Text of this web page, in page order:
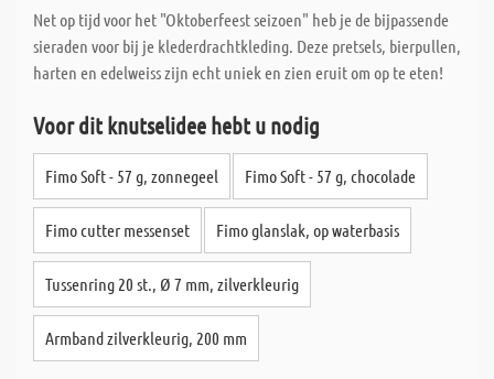
Net op tijd voor het "Oktoberfeest seizoen" heb je de bijpassende
sieraden voor bij je klederdrachtkleding. Deze pretsels, bierpullen,
harten en edelweiss zijn echt uniek en zien eruit om op te eten!
Voor dit knutselidee hebt u nodig
Fimo Soft - 57 g, zonnegeel Fimo Soft - 57 g, chocolade
Fimo cutter messenset Fimo glanslak, op waterbasis
Tussenring 20 st., Ø 7 mm, zilverkleurig
Armband zilverkleurig, 200 mm